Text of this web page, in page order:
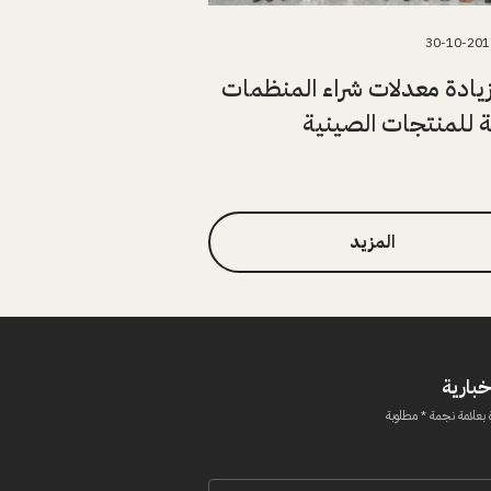
30-10-
معدلات شراء المنظمات
للمنتجات الصينية
المزيد
بعلامة نجمة * مطلوبة